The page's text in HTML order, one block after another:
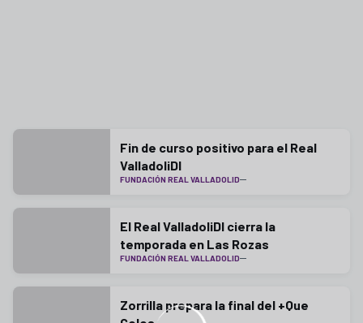
Fin de curso positivo para el Real
ValladoliDI
FUNDACIÓN REAL VALLADOLID
El Real ValladoliDI cierra la
temporada en Las Rozas
FUNDACIÓN REAL VALLADOLID
Zorrilla prepara la final del +Que